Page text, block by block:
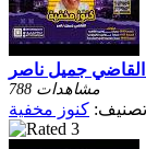
788 مشاهدات
تصنيف: كنوز مخفية